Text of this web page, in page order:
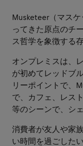
Musketeer（マス
ってきた原点のチ
ス哲学を象徴する
オンプレミスは、
が初めてレッドブ
リーポイントで、
で、カフェ、レス
等のシーンで、シ
消費者が友人や家
い時間を過ごした